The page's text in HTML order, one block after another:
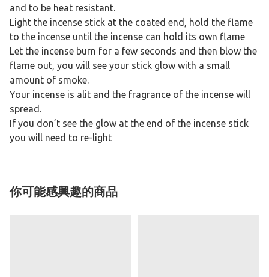
and to be heat resistant.
Light the incense stick at the coated end, hold the flame
to the incense until the incense can hold its own flame
Let the incense burn for a few seconds and then blow the
flame out, you will see your stick glow with a small
amount of smoke.
Your incense is alit and the fragrance of the incense will
spread.
If you don’t see the glow at the end of the incense stick
you will need to re-light
你可能感興趣的商品